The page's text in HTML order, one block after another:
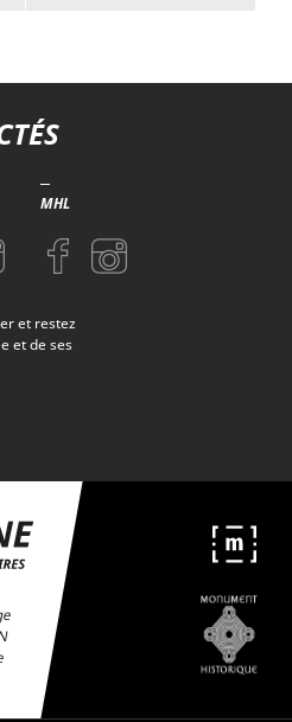
fenetre)
(nouvelle fenetre)
Facebook (nouvelle fenetre)
la page Instagram (nouvelle fenetre)
MHL
Aller sur la page Facebook (nouvelle
Aller sur la page Instagram
et restez
et de ses